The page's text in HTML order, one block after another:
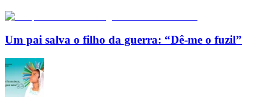
Um pai salva o filho da guerra: “Dê-me o fuzil”